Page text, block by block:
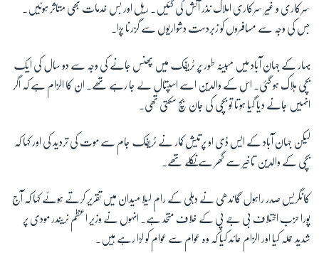
سرکاری و غیر سرکاری املاک نذر آتش کی گئیں۔ ریل اور بس خدمات بھی متاثر ہوئیں۔
جس کی وجہ سے مسافروں کو زبردست دشواریوں سے گزرنا پڑا۔
بہار کے جہان آباد میں مبینہ طور پر ٹریفک میں پھنس جانے کی وجہ سے دو سال کی ایک
بچی ہلاک ہو گئی۔ اس کے والدین اسے اسپتال لے جا رہے تھے۔ ان کا الزام ہے کہ اگر
انہیں جانے دیا گیا ہوتا تو بچی کی جان بچ سکتی تھی۔
لیکن جہان آباد کے ایس ڈی او پرتیش کمار نے ٹریفک جام سے موت کی ترديد کی اور کہا کہ
بچی کے والدین تاخیر سے گھر سے نکلے تھے۔
کانگریس صدر راہول گاندھی نے دہلی کے رام لیلا میدان میں تقریر کرتے ہوئے کہا کہ آج
پورا حزب اختلاف بی جے پی کے خلاف متحد ہے۔ انہوں نے وزیر اعظم نریندر مودی پر
شديد حملہ کیا اور الزام عائد کیا کہ وہ عوام سے عوام کو لڑا رہے ہیں۔